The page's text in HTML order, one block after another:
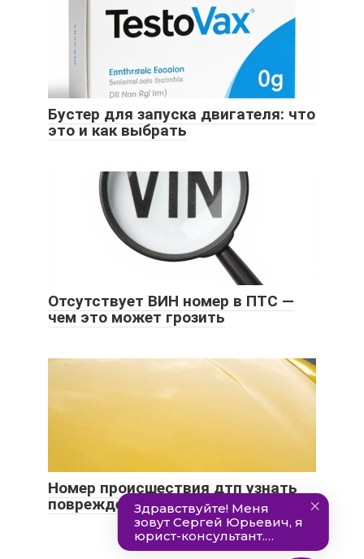
Бустер для запуска двигателя: что
это и как выбрать
Отсутствует ВИН номер в ПТС —
чем это может грозить
Номер происшествия дтп узнать
повреждения онлайн